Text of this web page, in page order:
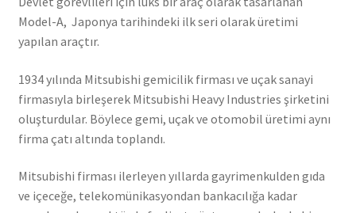
Model-A, Japonya tarihindeki ilk seri olarak üretimi
yapılan araçtır.
1934 yılında Mitsubishi gemicilik firması ve uçak sanayi
firmasıyla birleşerek Mitsubishi Heavy Industries şirketini
oluşturdular. Böylece gemi, uçak ve otomobil üretimi aynı
firma çatı altında toplandı.
Mitsubishi firması ilerleyen yıllarda gayrimenkulden gıda
ve içeceğe, telekomünikasyondan bankacılığa kadar